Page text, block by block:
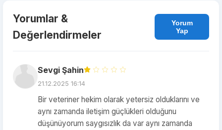
Yorumlar &
Değerlendirmeler
Yorum
Yap
Sevgi Şahin
21.12.2025 16:14
Bir veteriner hekim olarak yetersiz olduklarını ve
aynı zamanda iletişim güçlükleri olduğunu
düşünüyorum saygısızlık da var aynı zamanda